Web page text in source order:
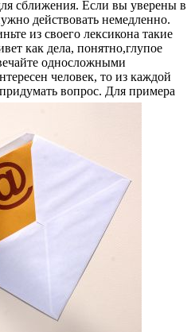
сближения. Если вы уверены в
действовать немедленно.
из своего лексикона такие
как дела, понятно,глупое
односложными
человек, то из каждой
вопрос. Для примера